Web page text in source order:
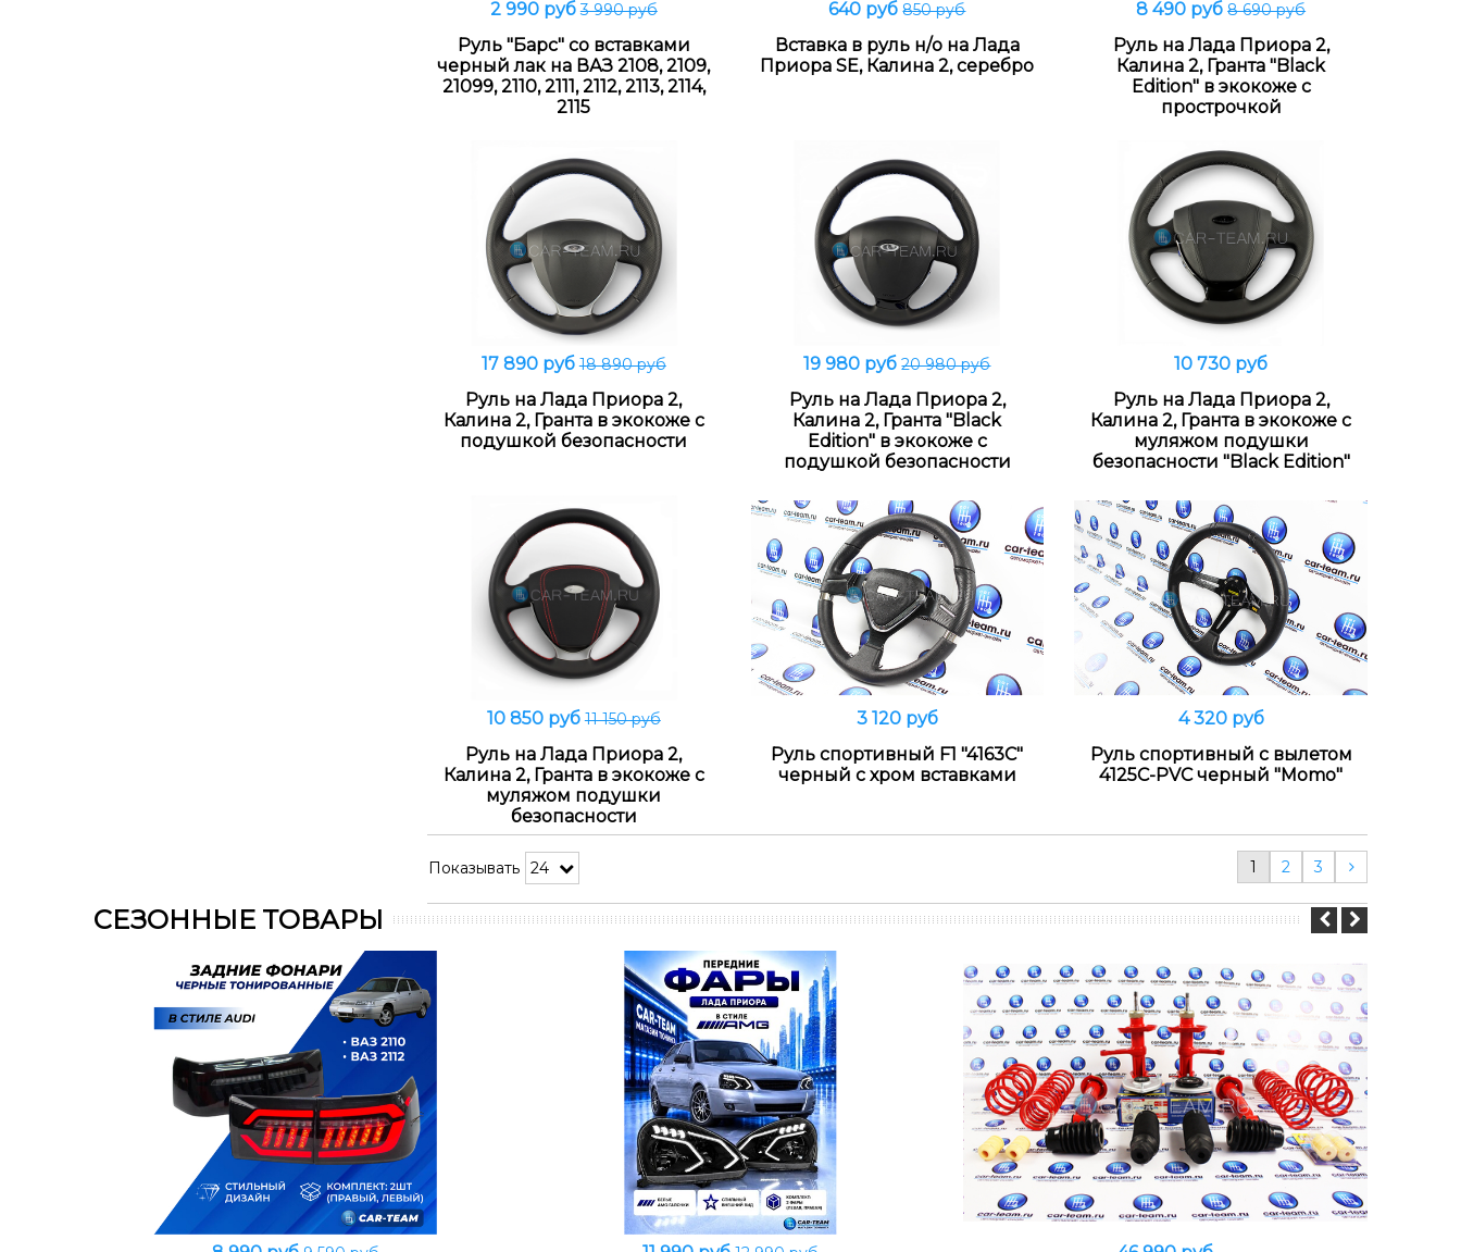
В корзину
2 990 руб3 990 руб
Руль "Барс" со вставками
черный лак на ВАЗ 2108, 2109,
21099, 2110, 2111, 2112, 2113, 2114,
2115
В корзину
640 руб850 руб
Вставка в руль н/о на Лада
Приора SE, Калина 2, серебро
Подробнее
8 490 руб8 690 руб
Руль на Лада Приора 2,
Калина 2, Гранта "Black
Edition" в экокоже с
прострочкой
В корзину
17 890 руб18 890 руб
Руль на Лада Приора 2,
Калина 2, Гранта в экокоже с
подушкой безопасности
В корзину
19 980 руб20 980 руб
Руль на Лада Приора 2,
Калина 2, Гранта "Black
Edition" в экокоже с
подушкой безопасности
В корзину
10 730 руб
Руль на Лада Приора 2,
Калина 2, Гранта в экокоже с
муляжом подушки
безопасности "Black Edition"
В корзину
10 850 руб11 150 руб
Руль на Лада Приора 2,
Калина 2, Гранта в экокоже с
муляжом подушки
безопасности
В корзину
3 120 руб
Руль спортивный F1 "4163C"
черный с хром вставками
В корзину
4 320 руб
Руль спортивный с вылетом
4125С-PVC черный "Momo"
1 2 3
Показывать
СЕЗОННЫЕ ТОВАРЫ